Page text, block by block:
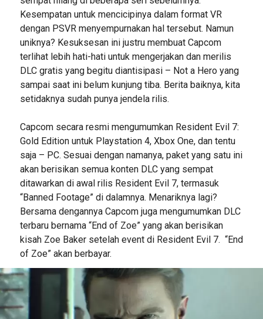
Kesempatan untuk mencicipinya dalam format VR
dengan PSVR menyempurnakan hal tersebut. Namun
uniknya? Kesuksesan ini justru membuat Capcom
terlihat lebih hati-hati untuk mengerjakan dan merilis
DLC gratis yang begitu diantisipasi – Not a Hero yang
sampai saat ini belum kunjung tiba. Berita baiknya, kita
setidaknya sudah punya jendela rilis.
Capcom secara resmi mengumumkan Resident Evil 7:
Gold Edition untuk Playstation 4, Xbox One, dan tentu
saja – PC. Sesuai dengan namanya, paket yang satu ini
akan berisikan semua konten DLC yang sempat
ditawarkan di awal rilis Resident Evil 7, termasuk
“Banned Footage” di dalamnya. Menariknya lagi?
Bersama dengannya Capcom juga mengumumkan DLC
terbaru bernama “End of Zoe” yang akan berisikan
kisah Zoe Baker setelah event di Resident Evil 7. “End
of Zoe” akan berbayar.